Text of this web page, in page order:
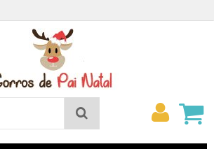
Minha
conta